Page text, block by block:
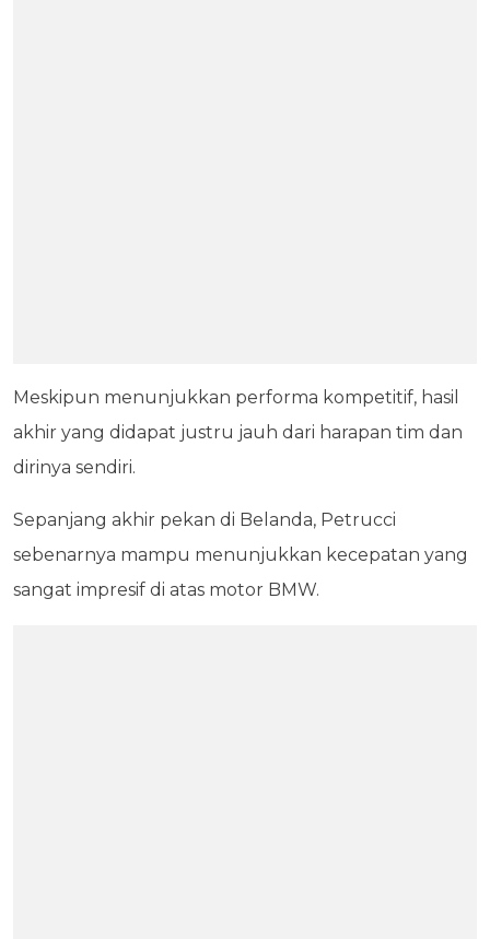
Meskipun menunjukkan performa kompetitif, hasil
akhir yang didapat justru jauh dari harapan tim dan
dirinya sendiri.
Sepanjang akhir pekan di Belanda, Petrucci
sebenarnya mampu menunjukkan kecepatan yang
sangat impresif di atas motor BMW.